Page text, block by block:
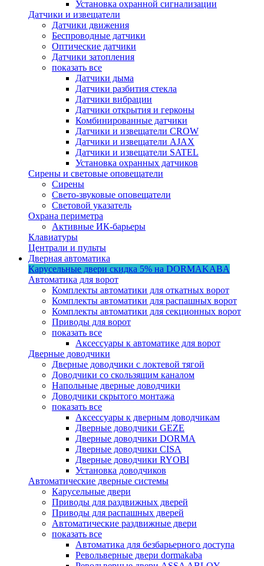
Установка охранной сигнализации
Датчики и извещатели
Датчики движения
Беспроводные датчики
Оптические датчики
Датчики затопления
показать все
Датчики дыма
Датчики разбития стекла
Датчики вибрации
Датчики открытия и герконы
Комбинированные датчики
Датчики и извещатели CROW
Датчики и извещатели AJAX
Датчики и извещатели SATEL
Установка охранных датчиков
Сирены и световые оповещатели
Сирены
Свето-звуковые оповещатели
Световой указатель
Охрана периметра
Активные ИК-барьеры
Клавиатуры
Централи и пульты
Дверная автоматика
Карусельные двери скидка 5% на DORMAKABA
Автоматика для ворот
Комплекты автоматики для откатных ворот
Комплекты автоматики для распашных ворот
Комплекты автоматики для секционных ворот
Приводы для ворот
показать все
Аксессуары к автоматике для ворот
Дверные доводчики
Дверные доводчики с локтевой тягой
Доводчики со скользящим каналом
Напольные дверные доводчики
Доводчики скрытого монтажа
показать все
Аксессуары к дверным доводчикам
Дверные доводчики GEZE
Дверные доводчики DORMA
Дверные доводчики CISA
Дверные доводчики RYOBI
Установка доводчиков
Автоматические дверные системы
Карусельные двери
Приводы для раздвижных дверей
Приводы для распашных дверей
Автоматические раздвижные двери
показать все
Автоматика для безбарьерного доступа
Револьверные двери dormakaba